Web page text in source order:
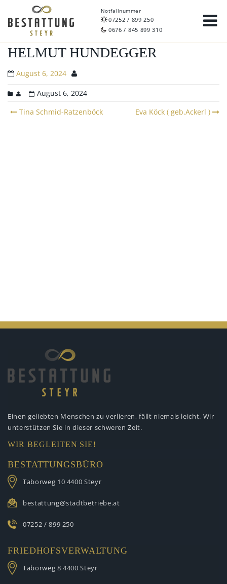
Notfallnummer
07252 / 899 250
0676 / 845 899 310
HELMUT HUNDEGGER
August 6, 2024
August 6, 2024
Post
Tina Schmid-Ratzenböck Eva Köck ( geb.Ackerl )
Einen geliebten Menschen zu verlieren, fällt niemals leicht. Wir
unterstützen Sie in dieser schweren Zeit.
WIR BEGLEITEN SIE!
BESTATTUNGSBÜRO
Taborweg 10 4400 Steyr
bestattung@stadtbetriebe.at
07252 / 899 250
FRIEDHOFSVERWALTUNG
Taborweg 8 4400 Steyr